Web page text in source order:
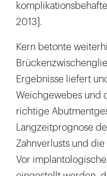
2013].
Kern betonte
Ergebnisse liefert
Weichgewebes und
richtige
Langzeitprognose
Zahnverlusts und
Vor